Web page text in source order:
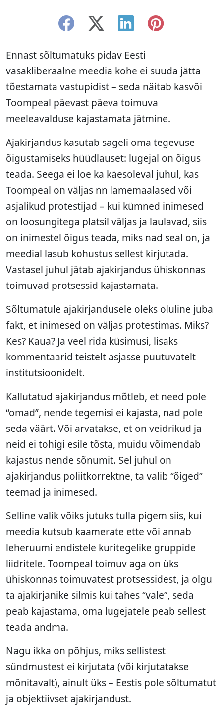
Ennast sõltumatuks pidav Eesti
vasakliberaalne meedia kohe ei suuda jätta
tõestamata vastupidist – seda näitab kasvõi
Toompeal päevast päeva toimuva
meeleavalduse kajastamata jätmine.
Ajakirjandus kasutab sageli oma tegevuse
õigustamiseks hüüdlauset: lugejal on õigus
teada. Seega ei loe ka käesoleval juhul, kas
Toompeal on väljas nn lamemaalased või
asjalikud protestijad – kui kümned inimesed
on loosungitega platsil väljas ja laulavad, siis
on inimestel õigus teada, miks nad seal on, ja
meedial lasub kohustus sellest kirjutada.
Vastasel juhul jätab ajakirjandus ühiskonnas
toimuvad protsessid kajastamata.
Sõltumatule ajakirjandusele oleks oluline juba
fakt, et inimesed on väljas protestimas. Miks?
Kes? Kaua? Ja veel rida küsimusi, lisaks
kommentaarid teistelt asjasse puutuvatelt
institutsioonidelt.
Kallutatud ajakirjandus mõtleb, et need pole
“omad”, nende tegemisi ei kajasta, nad pole
seda väärt. Või arvatakse, et on veidrikud ja
neid ei tohigi esile tõsta, muidu võimendab
kajastus nende sõnumit. Sel juhul on
ajakirjandus poliitkorrektne, ta valib “õiged”
teemad ja inimesed.
Selline valik võiks jutuks tulla pigem siis, kui
meedia kutsub kaamerate ette või annab
leheruumi endistele kuritegelike gruppide
liidritele. Toompeal toimuv aga on üks
ühiskonnas toimuvatest protsessidest, ja olgu
ta ajakirjanike silmis kui tahes “vale”, seda
peab kajastama, oma lugejatele peab sellest
teada andma.
Nagu ikka on põhjus, miks sellistest
sündmustest ei kirjutata (või kirjutatakse
mõnitavalt), ainult üks – Eestis pole sõltumatut
ja objektiivset ajakirjandust.